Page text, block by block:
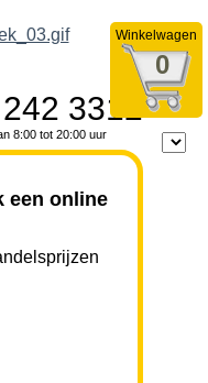
Winkelwagen
0
3312
8:00 tot 20:00 uur
een online